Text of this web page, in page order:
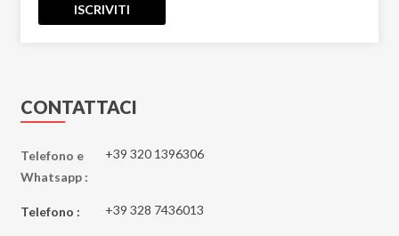
ISCRIVITI
CONTATTACI
Telefono e
Whatsapp :
+39 320 1396306
Telefono : +39 328 7436013